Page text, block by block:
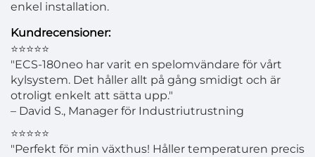
enkel installation.
Kundrecensioner:
⭐⭐⭐⭐⭐
"ECS-180neo har varit en spelomvändare för vårt
kylsystem. Det håller allt på gång smidigt och är
otroligt enkelt att sätta upp."
– David S., Manager för Industriutrustning
⭐⭐⭐⭐⭐
"Perfekt för min växthus! Håller temperaturen precis